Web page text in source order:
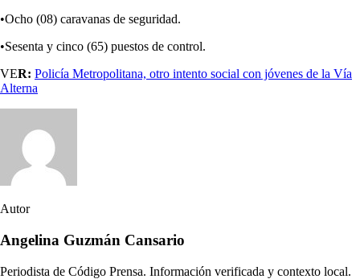
•Ocho (08) caravanas de seguridad.
•Sesenta y cinco (65) puestos de control.
VER: Policía Metropolitana, otro intento social con jóvenes de la Vía
Alterna
Autor
Angelina Guzmán Cansario
Periodista de Código Prensa. Información verificada y contexto local.